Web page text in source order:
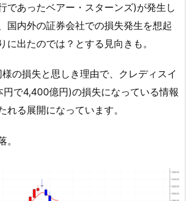
であったベアー・スターンズ)が発生し
国内外の証券会社での損失発生を想起
に出たのでは？とする見向きも。
の損失と思しき理由で、クレディスイ
で4,400億円)の損失になっている情報
れる展開になっています。